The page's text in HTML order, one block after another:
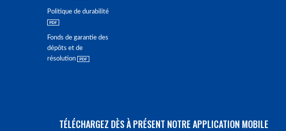
Politique de durabilité
Fonds de garantie des
dépôts et de
résolution
TÉLÉCHARGEZ DÈS À PRÉSENT NOTRE APPLICATION MOBILE